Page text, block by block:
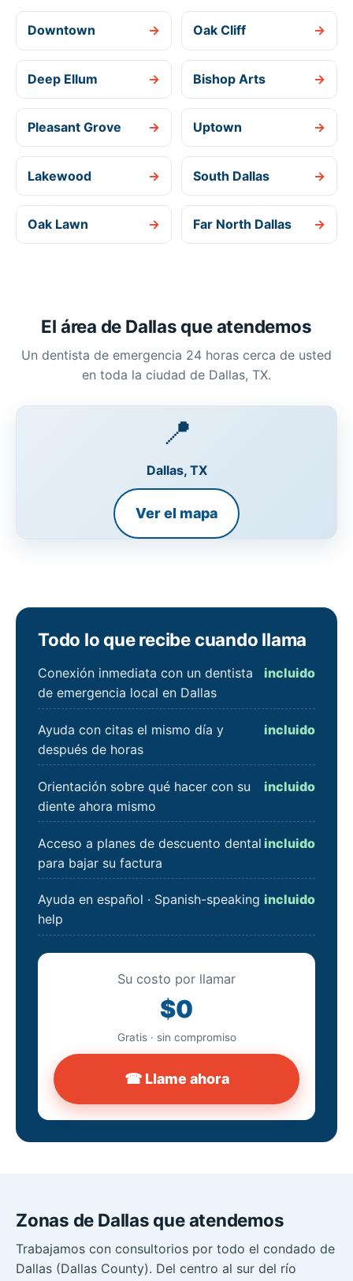
Downtown → Oak Cliff →
Deep Ellum → Bishop Arts →
Pleasant Grove → Uptown →
Lakewood → South Dallas →
Oak Lawn → Far North Dallas →
El área de Dallas que atendemos
Un dentista de emergencia 24 horas cerca de usted
en toda la ciudad de Dallas, TX.
📍
Dallas, TX
Ver el mapa
Todo lo que recibe cuando llama
Conexión inmediata con un dentista
de emergencia local en Dallas
incluido
Ayuda con citas el mismo día y
después de horas
incluido
Orientación sobre qué hacer con su
diente ahora mismo
incluido
Acceso a planes de descuento dental
para bajar su factura
incluido
Ayuda en español · Spanish-speaking
help
incluido
Su costo por llamar
$0
Gratis · sin compromiso
☎ Llame ahora
Zonas de Dallas que atendemos
Trabajamos con consultorios por todo el condado de
Dallas (Dallas County). Del centro al sur del río